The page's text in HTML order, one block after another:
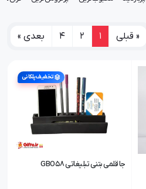
« قبلی 1
2
4 بعدی »
جا قلمی بتنی تبلیغاتی GBO58
تخفیف پلکانی